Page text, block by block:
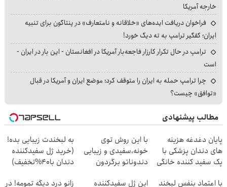
خارجه آمریکا
فراخوان دریافت ایده‌های «خلاقانه و نامتعارف» در پنتاگون برای تنبیه
ایران؛ کفگیر ترامپ به ته دیگ خورد!
ترامپ در حال تکرار کارزار فاجعه‌بار آمریکا در افغانستان - این بار در ایران -
است
چرا ترامپ حمله به ایران را متوقف کرد؛ موضع ایران و آمریکا در قبال
«توافق» چیست؟
مطالب پیشنهادی
پایان دغدغه هزینه
های دندان پزشکی با
پک سفید کننده خانگی
با این روش توی
خونه،سفیدی و زیبایی
دندوناتو برگردون
به لبخندت زیبایی بده!
(خرید ژل سفیدکننده
دندان با40%تخفیف)
با اعتماد بنفس لبخند
این ژل سفیدکننده
زانو درد دیگه تمومه! در